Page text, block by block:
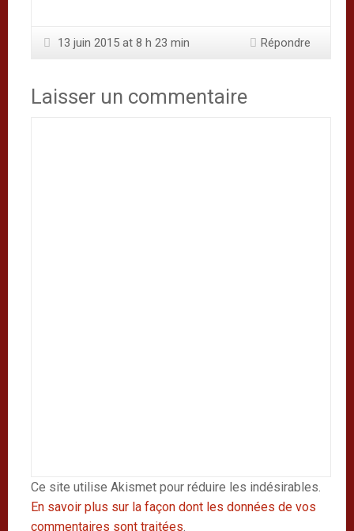
13 juin 2015 at 8 h 23 min Répondre
Laisser un commentaire
Ce site utilise Akismet pour réduire les indésirables.
En savoir plus sur la façon dont les données de vos
commentaires sont traitées